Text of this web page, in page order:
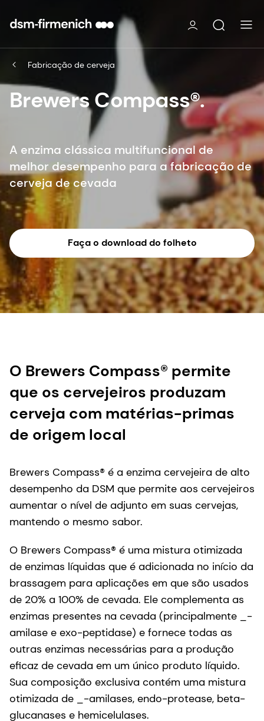
Fabricação de cerveja
Brewers Compass®.
A enzima clássica multifuncional de
melhor desempenho para a fabricação de
cerveja de cevada
Faça o download do folheto
O Brewers Compass® permite
que os cervejeiros produzam
cerveja com matérias-primas
de origem local
Brewers Compass® é a enzima cervejeira de alto
desempenho da DSM que permite aos cervejeiros
aumentar o nível de adjunto em suas cervejas,
mantendo o mesmo sabor.
O Brewers Compass® é uma mistura otimizada
de enzimas líquidas que é adicionada no início da
brassagem para aplicações em que são usados
de 20% a 100% de cevada. Ele complementa as
enzimas presentes na cevada (principalmente _-
amilase e exo-peptidase) e fornece todas as
outras enzimas necessárias para a produção
eficaz de cevada em um único produto líquido.
Sua composição exclusiva contém uma mistura
otimizada de _-amilases, endo-protease, beta-
glucanases e hemicelulases.